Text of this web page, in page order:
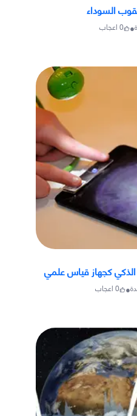
السوداء
•
0اعجاب
•
0اعجاب